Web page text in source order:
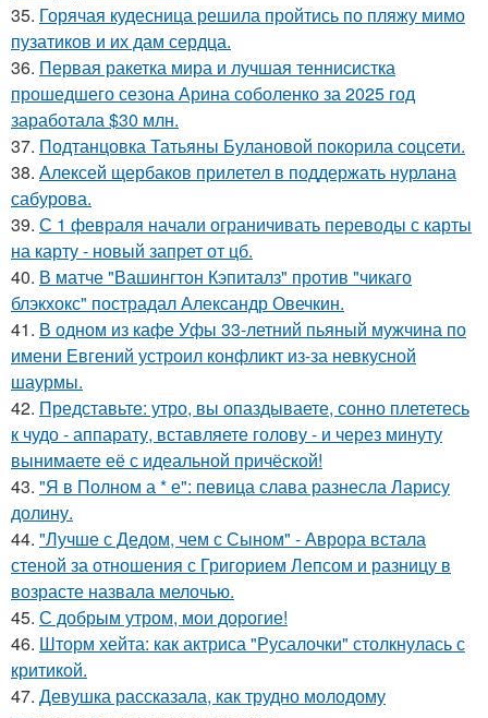
35. Горячая кудесница решила пройтись по пляжу мимо
пузатиков и их дам сердца.
36. Первая ракетка мира и лучшая теннисистка
прошедшего сезона Арина соболенко за 2025 год
заработала $30 млн.
37. Подтанцовка Татьяны Булановой покорила соцсети.
38. Алексей щербаков прилетел в поддержать нурлана
сабурова.
39. С 1 февраля начали ограничивать переводы с карты
на карту - новый запрет от цб.
40. В матче "Вашингтон Кэпиталз" против "чикаго
блэкхокс" пострадал Александр Овечкин.
41. В одном из кафе Уфы 33-летний пьяный мужчина по
имени Евгений устроил конфликт из-за невкусной
шаурмы.
42. Представьте: утро, вы опаздываете, сонно плететесь
к чудо - аппарату, вставляете голову - и через минуту
вынимаете её с идеальной причёской!
43. "Я в Полном а * е": певица слава разнесла Ларису
долину.
44. "Лучше с Дедом, чем с Сыном" - Аврора встала
стеной за отношения с Григорием Лепсом и разницу в
возрасте назвала мелочью.
45. С добрым утром, мои дорогие!
46. Шторм хейта: как актриса "Русалочки" столкнулась с
критикой.
47. Девушка рассказала, как трудно молодому